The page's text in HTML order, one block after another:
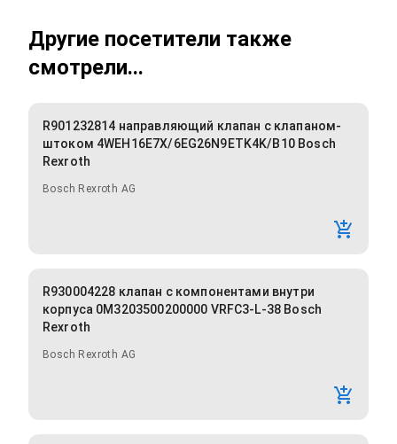
Другие посетители также
смотрели...
R901232814 направляющий клапан с клапаном-
штоком 4WEH16E7X/6EG26N9ETK4K/B10 Bosch
Rexroth
Bosch Rexroth AG
R930004228 клапан с компонентами внутри
корпуса 0M3203500200000 VRFC3-L-38 Bosch
Rexroth
Bosch Rexroth AG